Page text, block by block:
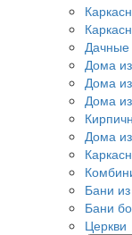
Дома
Дома
Дома
Дома
Бани
Бани
Церкви